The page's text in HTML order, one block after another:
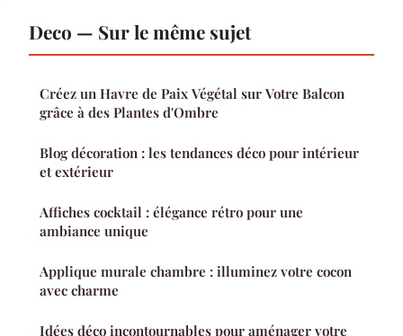
Deco — Sur le même sujet
Créez un Havre de Paix Végétal sur Votre Balcon
grâce à des Plantes d'Ombre
Blog décoration : les tendances déco pour intérieur
et extérieur
Affiches cocktail : élégance rétro pour une
ambiance unique
Applique murale chambre : illuminez votre cocon
avec charme
Idées déco incontournables pour aménager votre